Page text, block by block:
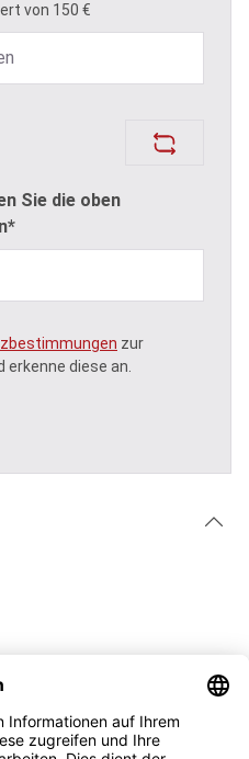
von 150 €
Sie die oben
zur
erkenne diese an.